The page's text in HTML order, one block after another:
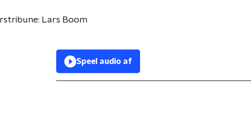
Lars Boom
Speel audio af